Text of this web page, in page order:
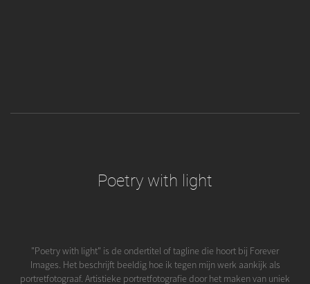
Poetry with light
"Poetry with light" is de ondertitel of tagline die hoort bij Forever
Images. Het beschrijft beeldig hoe ik tegen mijn werk aankijk als
portretfotograaf. Artistieke portretfotografie door het maken van uniek